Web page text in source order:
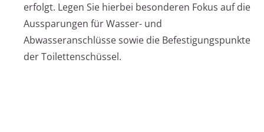
erfolgt. Legen Sie hierbei besonderen Fokus auf die
Aussparungen für Wasser- und
Abwasseranschlüsse sowie die Befestigungspunkte
der Toilettenschüssel.